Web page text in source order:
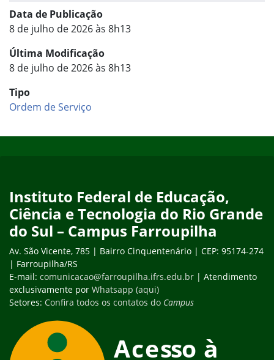
Data de Publicação
8 de julho de 2026 às 8h13
Última Modificação
8 de julho de 2026 às 8h13
Tipo
Ordem de Serviço
Instituto Federal de Educação,
Ciência e Tecnologia do Rio Grande
do Sul – Campus Farroupilha
Av. São Vicente, 785 | Bairro Cinquentenário | CEP: 95174-274
| Farroupilha/RS
E-mail: comunicacao@farroupilha.ifrs.edu.br | Atendimento
exclusivamente por Whatsapp (aqui)
Setores: Confira todos os contatos do Campus